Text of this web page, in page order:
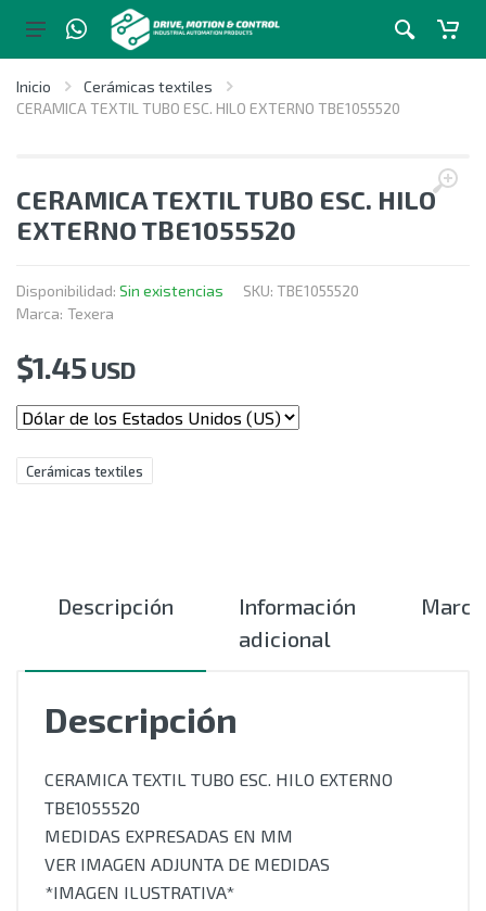
Inicio
Cerámicas textiles
CERAMICA TEXTIL TUBO ESC. HILO EXTERNO TBE1055520
CERAMICA TEXTIL TUBO ESC. HILO
EXTERNO TBE1055520
Disponibilidad: Sin existencias SKU: TBE1055520
Marca: Texera
$1.45USD
Cerámicas textiles
Descripción
Información
adicional
Marca
Descripción
CERAMICA TEXTIL TUBO ESC. HILO EXTERNO
TBE1055520
MEDIDAS EXPRESADAS EN MM
VER IMAGEN ADJUNTA DE MEDIDAS
*IMAGEN ILUSTRATIVA*